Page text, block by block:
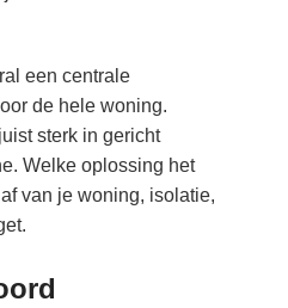
een centrale
de hele woning.
sterk in gericht
Welke oplossing het
van je woning, isolatie,